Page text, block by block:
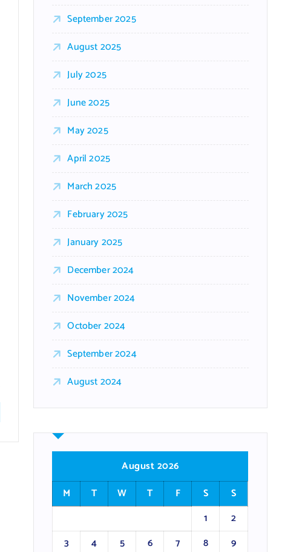
September 2025
August 2025
July 2025
June 2025
May 2025
April 2025
March 2025
February 2025
January 2025
December 2024
November 2024
October 2024
September 2024
August 2024
August 2026
M
T W T F S
S
1
2
3
4 5 6 7 8
9